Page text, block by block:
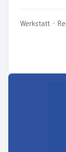
Werkstatt